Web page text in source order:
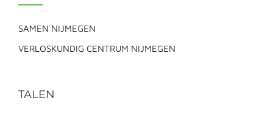
SAMEN NIJMEGEN
VERLOSKUNDIG CENTRUM NIJMEGEN
TALEN